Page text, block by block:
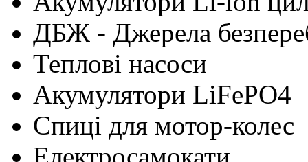
ДБЖ - Джерела
Теплові насоси
Акумулятори LiFePO4
Cпиці для мотор-колес
Електросамокати